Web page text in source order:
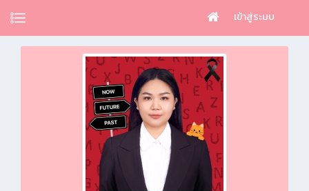
เข้าสู่ระบบ